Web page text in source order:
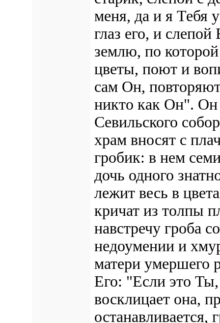
меня, да и я Тебя
глаз его, и
землю, по
цветы, поют и
сам Он,
никто как Он". Он
Севильского
храм вносят с
гробик: в нем
дочь одного
лежит весь в
кричат из толпы
навстречу гроба
недоумении и
матери умершего
Его: "Если это
восклицает она,
останавливается,